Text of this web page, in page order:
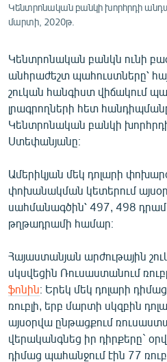
ԱՐԽԻՎ
ԲԱՆԱՎԵՃ
ՁԳՏԵԼՈՎ ԼԱՎԱԳՈՒՅՆԻՆ
ՓՈԴՔԱՍԹ
English
Русский
«Ազատության» բոլոր
Կենտրոնական բանկի խորհրդի
մարտի, 2020թ.
Կենտրոնական բանկն ունի
անհրաժեշտ պահուստները՝
շուկան հանգիստ վիճակում
լրագրողների հետ
Կենտրոնական բանկի
Ստեփանյանը։
Ամերիկյան մեկ դոլարի
փոխանակման կետերում
սահմանագծին՝ 497, 498
թղթադրամի համար։
Հայաստանյան արժութային
սկսվեցին Ռուսաստանում
ֆոնին։ Երեկ մեկ դոլարի
ռուբլի, երբ մարտի սկզբին
այսօրվա ընթացքում
վերականգնեց իր դիրքերը`
դիմաց պահանջում էին 77